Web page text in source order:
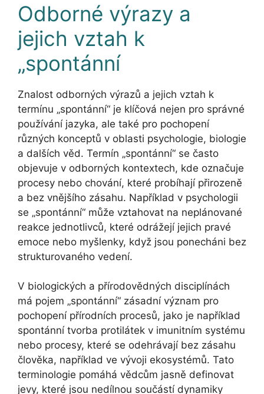
Odborné výrazy a
jejich vztah k
„spontánní
Znalost odborných výrazů a jejich vztah k
termínu „spontánní“ je klíčová nejen pro správné
používání jazyka, ale také pro pochopení
různých konceptů v oblasti psychologie, biologie
a dalších věd. Termín „spontánní“ se často
objevuje v odborných kontextech, kde označuje
procesy nebo chování, které probíhají přirozeně
a bez vnějšího zásahu. Například v psychologii
se „spontánní“ může vztahovat na neplánované
reakce jednotlivců, které odrážejí jejich pravé
emoce nebo myšlenky, když jsou ponecháni bez
strukturovaného vedení.
V biologických a přírodovědných disciplínách
má pojem „spontánní“ zásadní význam pro
pochopení přírodních procesů, jako je například
spontánní tvorba protilátek v imunitním systému
nebo procesy, které se odehrávají bez zásahu
člověka, například ve vývoji ekosystémů. Tato
terminologie pomáhá vědcům jasně definovat
jevy, které jsou nedílnou součástí dynamiky